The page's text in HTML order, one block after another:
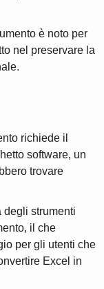
è noto per
nel preservare la
richiede il
software, un
trovare
degli strumenti
il che
per gli utenti che
Excel in